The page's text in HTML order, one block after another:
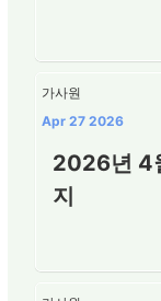
가사원
Apr 27 2026
2026년 4
지